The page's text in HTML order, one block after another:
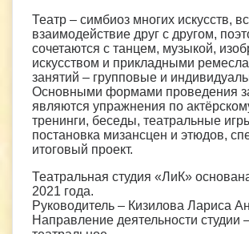
Театр – симбиоз многих искусств,
взаимодействие друг с другом,
сочетаются с танцем, музыкой,
искусством и прикладными
занятий – групповые и
Основными формами проведения
являются упражнения по
тренинги, беседы, театральные
постановка мизансцен и этюдов,
итоговый проект.
Театральная студия «ЛиК»
2021 года.
Руководитель – Кизилова Лариса
Направление деятельности студии